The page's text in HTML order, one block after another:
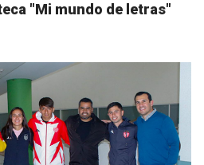
"Mi mundo de letras"